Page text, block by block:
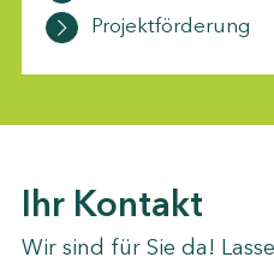
Projektförderung
Ihr Kontakt
Wir sind für Sie da!